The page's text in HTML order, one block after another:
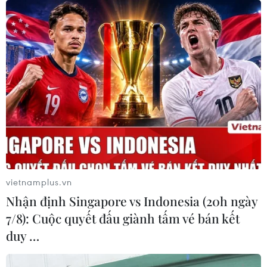
CƠ QUAN CHỦ QUẢN: THÔNG TẤN XÃ VIỆT NAM
Tổng Biên tập: TRẦN TIẾN DUẨN
Phó Tổng Biên tập: NGUYỄN THỊ TÁM, KHÚC THANH
THỦY
Sở hữu trí tuệ
Quy định sử dụng
RSS
Ngôn ngữ
TTXVN
Dịch vụ tin
Liên hệ
vietnamplus.vn
Nhận định Singapore vs Indonesia (20h ngày
7/8): Cuộc quyết đấu giành tấm vé bán kết
duy …